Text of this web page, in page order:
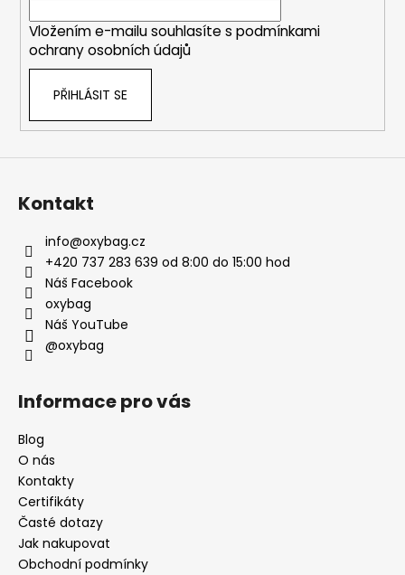
Vložením e-mailu souhlasíte s podmínkami
ochrany osobních údajů
PŘIHLÁSIT SE
Kontakt
info@oxybag.cz
+420 737 283 639 od 8:00 do 15:00 hod
Náš Facebook
oxybag
Náš YouTube
@oxybag
Informace pro vás
Blog
O nás
Kontakty
Certifikáty
Časté dotazy
Jak nakupovat
Obchodní podmínky